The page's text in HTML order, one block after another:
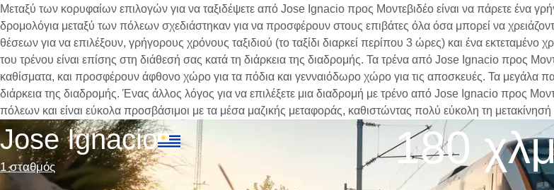
Μεταξύ των κορυφαίων επιλογών για να ταξιδέψετε από Jose Ignacio προς Μοντεβιδέο είναι να πάρετε ένα
δρομολόγια μεταξύ των πόλεων σχεδιάστηκαν για να προσφέρουν στους επιβάτες όλα όσα μπορεί να
θέσεων για να επιλέξουν, γρήγορους χρόνους ταξιδιού (το ταξίδι διαρκεί περίπου 3 ώρες) και ένα
του τρένου είναι επίσης στη διάθεσή σας κατά τη διάρκεια της διαδρομής. Τα τρένα από Jose Ignacio προς
καθίσματα, και προσφέρουν άφθονο χώρο για τα πόδια και γενναιόδωρο χώρο για τις αποσκευές. Τα μεγάλα
διάρκεια της διαδρομής. Ένας άλλος λόγος για να επιλέξετε μια διαδρομή με τρένο από Jose Ignacio προς
πόλεων και είναι εύκολα προσβάσιμοι με τα μέσα μαζικής μεταφοράς, καθιστώντας πολύ εύκολη τη
Jose Ignacio
1 σταθμός 180